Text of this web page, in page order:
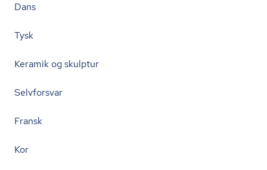
Dans
Tysk
Keramik og skulptur
Selvforsvar
Fransk
Kor